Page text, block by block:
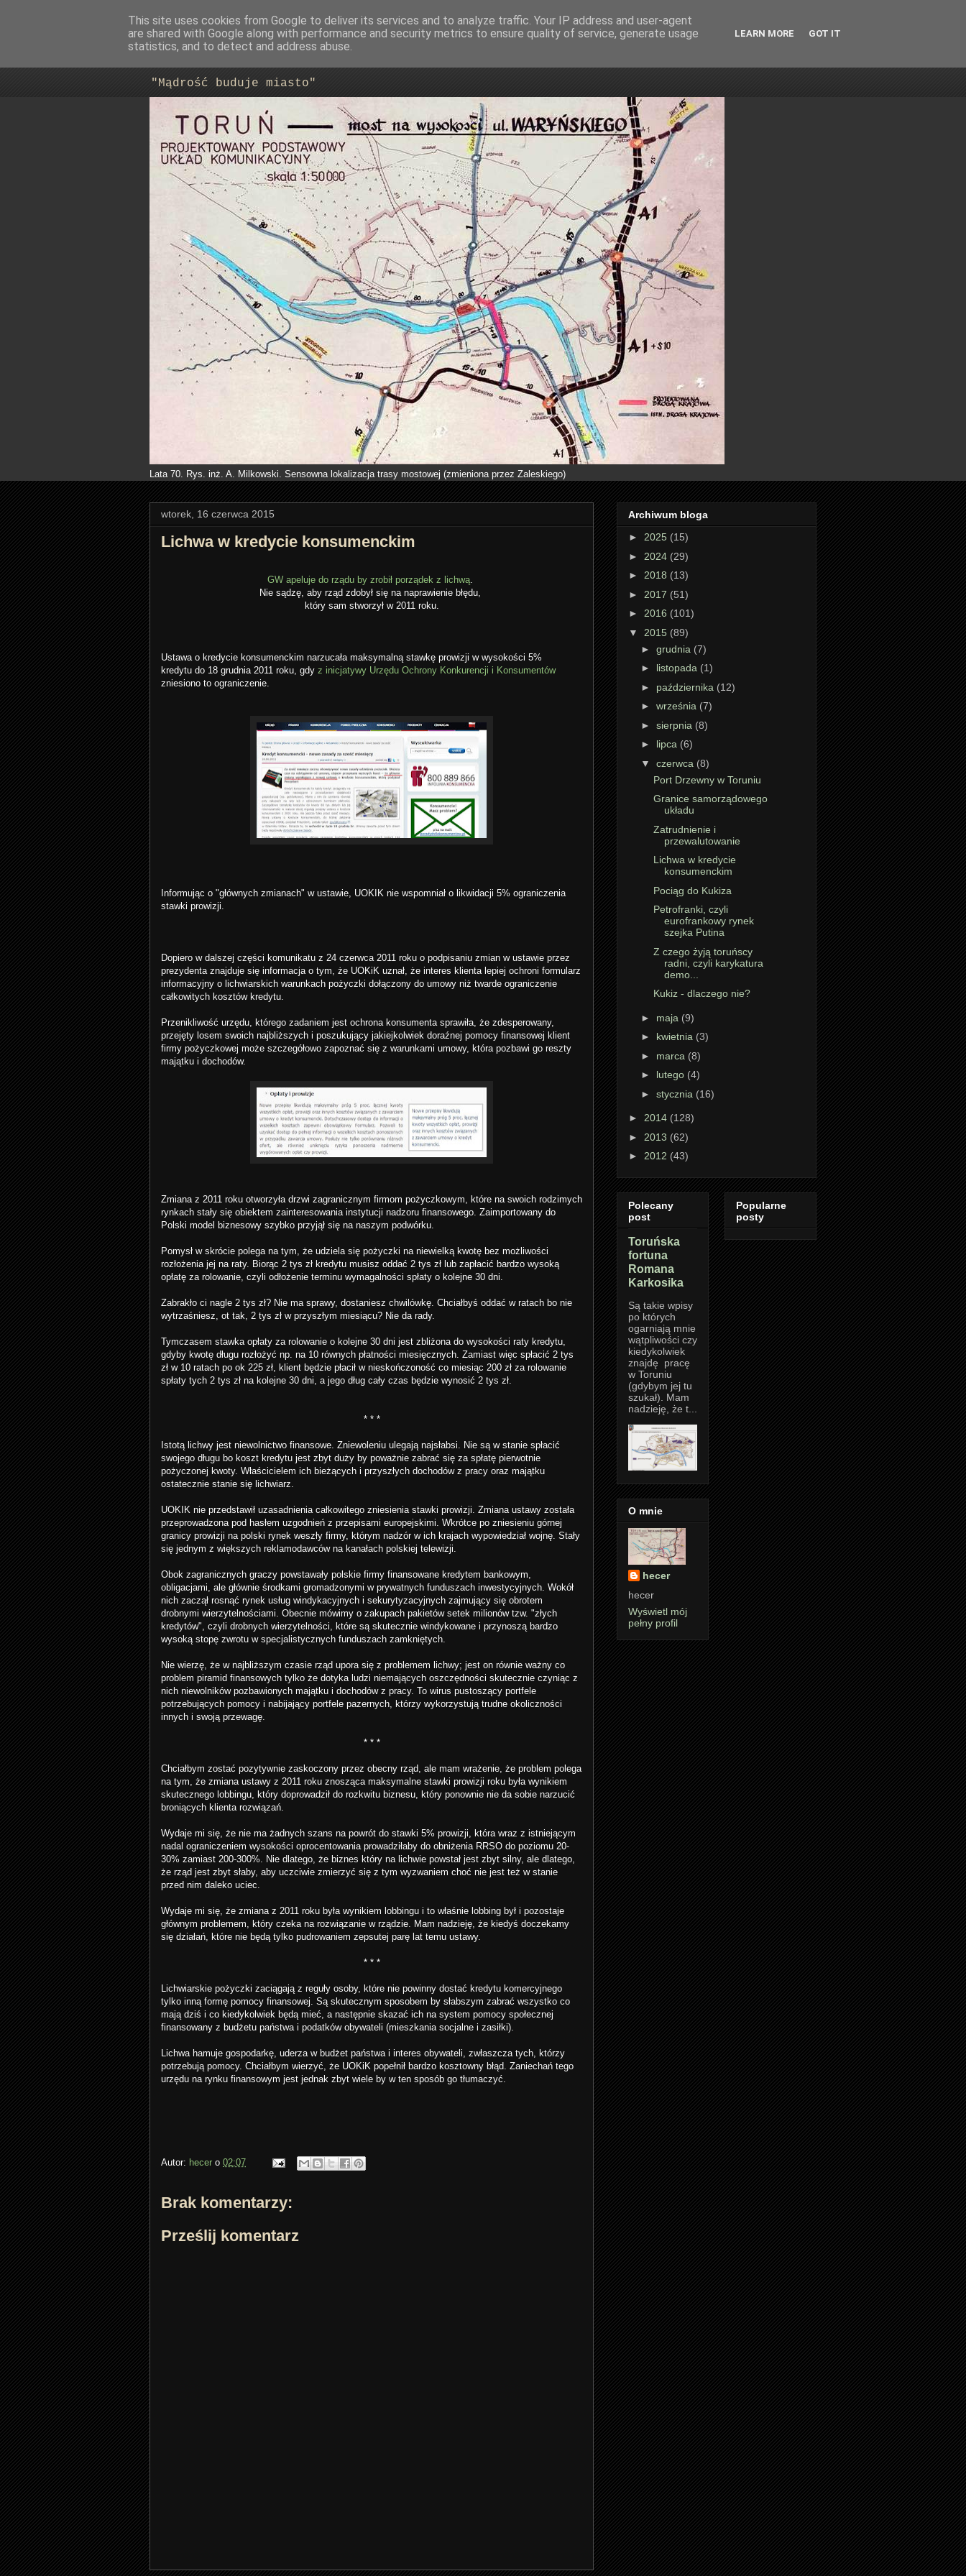
Trasa Nowomostowa
"Mądrość buduje miasto"
Lata 70. Rys. inż. A. Milkowski. Sensowna lokalizacja trasy mostowej (zmieniona przez Zaleskiego)
wtorek, 16 czerwca 2015
Lichwa w kredycie konsumenckim
GW apeluje do rządu by zrobił porządek z lichwą.
Nie sądzę, aby rząd zdobył się na naprawienie błędu,
który sam stworzył w 2011 roku.
Ustawa o kredycie konsumenckim narzucała maksymalną stawkę prowizji w wysokości 5%
kredytu do 18 grudnia 2011 roku, gdy z inicjatywy Urzędu Ochrony Konkurencji i Konsumentów
zniesiono to ograniczenie.
Informując o "głównych zmianach" w ustawie, UOKIK nie wspomniał o likwidacji 5% ograniczenia
stawki prowizji.
Dopiero w dalszej części komunikatu z 24 czerwca 2011 roku o podpisaniu zmian w ustawie przez
prezydenta znajduje się informacja o tym, że UOKiK uznał, że interes klienta lepiej ochroni formularz
informacyjny o lichwiarskich warunkach pożyczki dołączony do umowy niż twarde ograniczenie
całkowitych kosztów kredytu.
Przenikliwość urzędu, którego zadaniem jest ochrona konsumenta sprawiła, że zdesperowany,
przejęty losem swoich najbliższych i poszukujący jakiejkolwiek doraźnej pomocy finansowej klient
firmy pożyczkowej może szczegółowo zapoznać się z warunkami umowy, która pozbawi go reszty
majątku i dochodów.
Zmiana z 2011 roku otworzyła drzwi zagranicznym firmom pożyczkowym, które na swoich rodzimych
rynkach stały się obiektem zainteresowania instytucji nadzoru finansowego. Zaimportowany do
Polski model biznesowy szybko przyjął się na naszym podwórku.
Pomysł w skrócie polega na tym, że udziela się pożyczki na niewielką kwotę bez możliwości
rozłożenia jej na raty. Biorąc 2 tys zł kredytu musisz oddać 2 tys zł lub zapłacić bardzo wysoką
opłatę za rolowanie, czyli odłożenie terminu wymagalności spłaty o kolejne 30 dni.
Zabrakło ci nagle 2 tys zł? Nie ma sprawy, dostaniesz chwilówkę. Chciałbyś oddać w ratach bo nie
wytrzaśniesz, ot tak, 2 tys zł w przyszłym miesiącu? Nie da rady.
Tymczasem stawka opłaty za rolowanie o kolejne 30 dni jest zbliżona do wysokości raty kredytu,
gdyby kwotę długu rozłożyć np. na 10 równych płatności miesięcznych. Zamiast więc spłacić 2 tys
zł w 10 ratach po ok 225 zł, klient będzie płacił w nieskończoność co miesiąc 200 zł za rolowanie
spłaty tych 2 tys zł na kolejne 30 dni, a jego dług cały czas będzie wynosić 2 tys zł.
* * *
Istotą lichwy jest niewolnictwo finansowe. Zniewoleniu ulegają najsłabsi. Nie są w stanie spłacić
swojego długu bo koszt kredytu jest zbyt duży by poważnie zabrać się za spłatę pierwotnie
pożyczonej kwoty. Właścicielem ich bieżących i przyszłych dochodów z pracy oraz majątku
ostatecznie stanie się lichwiarz.
UOKIK nie przedstawił uzasadnienia całkowitego zniesienia stawki prowizji. Zmiana ustawy została
przeprowadzona pod hasłem uzgodnień z przepisami europejskimi. Wkrótce po zniesieniu górnej
granicy prowizji na polski rynek weszły firmy, którym nadzór w ich krajach wypowiedział wojnę. Stały
się jednym z większych reklamodawców na kanałach polskiej telewizji.
Obok zagranicznych graczy powstawały polskie firmy finansowane kredytem bankowym,
obligacjami, ale głównie środkami gromadzonymi w prywatnych funduszach inwestycyjnych. Wokół
nich zaczął rosnąć rynek usług windykacyjnych i sekurytyzacyjnych zajmujący się obrotem
drobnymi wierzytelnościami. Obecnie mówimy o zakupach pakietów setek milionów tzw. "złych
kredytów", czyli drobnych wierzytelności, które są skutecznie windykowane i przynoszą bardzo
wysoką stopę zwrotu w specjalistycznych funduszach zamkniętych.
Nie wierzę, że w najbliższym czasie rząd upora się z problemem lichwy; jest on równie ważny co
problem piramid finansowych tylko że dotyka ludzi niemających oszczędności skutecznie czyniąc z
nich niewolników pozbawionych majątku i dochodów z pracy. To wirus pustoszący portfele
potrzebujących pomocy i nabijający portfele pazernych, którzy wykorzystują trudne okoliczności
innych i swoją przewagę.
* * *
Chciałbym zostać pozytywnie zaskoczony przez obecny rząd, ale mam wrażenie, że problem polega
na tym, że zmiana ustawy z 2011 roku znosząca maksymalne stawki prowizji roku była wynikiem
skutecznego lobbingu, który doprowadził do rozkwitu biznesu, który ponownie nie da sobie narzucić
broniących klienta rozwiązań.
Wydaje mi się, że nie ma żadnych szans na powrót do stawki 5% prowizji, która wraz z istniejącym
nadal ograniczeniem wysokości oprocentowania prowadziłaby do obniżenia RRSO do poziomu 20-
30% zamiast 200-300%. Nie dlatego, że biznes który na lichwie powstał jest zbyt silny, ale dlatego,
że rząd jest zbyt słaby, aby uczciwie zmierzyć się z tym wyzwaniem choć nie jest też w stanie
przed nim daleko uciec.
Wydaje mi się, że zmiana z 2011 roku była wynikiem lobbingu i to właśnie lobbing był i pozostaje
głównym problemem, który czeka na rozwiązanie w rządzie. Mam nadzieję, że kiedyś doczekamy
się działań, które nie będą tylko pudrowaniem zepsutej parę lat temu ustawy.
* * *
Lichwiarskie pożyczki zaciągają z reguły osoby, które nie powinny dostać kredytu komercyjnego
tylko inną formę pomocy finansowej. Są skutecznym sposobem by słabszym zabrać wszystko co
mają dziś i co kiedykolwiek będą mieć, a następnie skazać ich na system pomocy społecznej
finansowany z budżetu państwa i podatków obywateli (mieszkania socjalne i zasiłki).
Lichwa hamuje gospodarkę, uderza w budżet państwa i interes obywateli, zwłaszcza tych, którzy
potrzebują pomocy. Chciałbym wierzyć, że UOKiK popełnił bardzo kosztowny błąd. Zaniechań tego
urzędu na rynku finansowym jest jednak zbyt wiele by w ten sposób go tłumaczyć.
Autor: hecer o 02:07
Brak komentarzy:
Prześlij komentarz
Archiwum bloga
► 2025 (15)
► 2024 (29)
► 2018 (13)
► 2017 (51)
► 2016 (101)
▼ 2015 (89)
► grudnia (7)
► listopada (1)
► października (12)
► września (7)
► sierpnia (8)
► lipca (6)
▼ czerwca (8)
Port Drzewny w Toruniu
Granice samorządowego
układu
Zatrudnienie i
przewalutowanie
Lichwa w kredycie
konsumenckim
Pociąg do Kukiza
Petrofranki, czyli
eurofrankowy rynek
szejka Putina
Z czego żyją toruńscy
radni, czyli karykatura
demo...
Kukiz - dlaczego nie?
► maja (9)
► kwietnia (3)
► marca (8)
► lutego (4)
► stycznia (16)
► 2014 (128)
► 2013 (62)
► 2012 (43)
Polecany
post
Toruńska
fortuna
Romana
Karkosika
Są takie wpisy
po których
ogarniają mnie
wątpliwości czy
kiedykolwiek
znajdę pracę
w Toruniu
(gdybym jej tu
szukał). Mam
nadzieję, że t...
O mnie
hecer
hecer
Wyświetl mój
pełny profil
Popularne
posty
This site uses cookies from Google to deliver its services and to analyze traffic. Your IP address and user-agent
are shared with Google along with performance and security metrics to ensure quality of service, generate usage
statistics, and to detect and address abuse.
LEARN MORE GOT IT